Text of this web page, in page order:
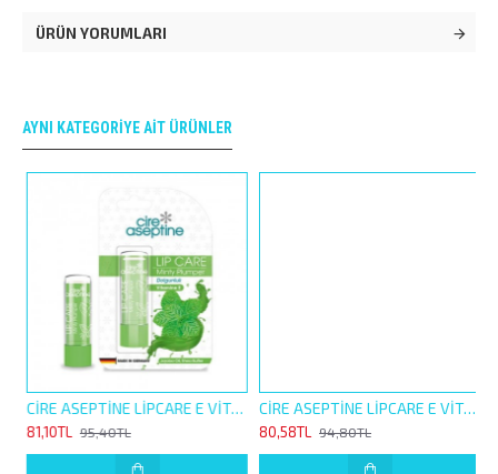
ÜRÜN YORUMLARI
AYNI KATEGORIYE AIT ÜRÜNLER
CİRE ASEPTİNE LİPCARE E VİTAMİNLİ 4,5G NANE DOLGUNLUK HİSSİ VEREN NEMLENDİRİCİ
81,10TL 95,40TL
CİRE ASEPTİNE LİPCARE E VİTAMİNLİ 4,5G ÇİLEK RENKLİ NEMLENDİRİCİ
80,58TL 94,80TL